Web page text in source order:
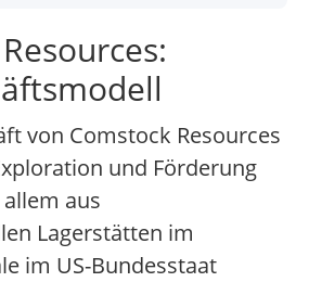
von Comstock Resources
und Förderung
aus
Lagerstätten im
im US-Bundesstaat